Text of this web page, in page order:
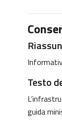
Testo
guida